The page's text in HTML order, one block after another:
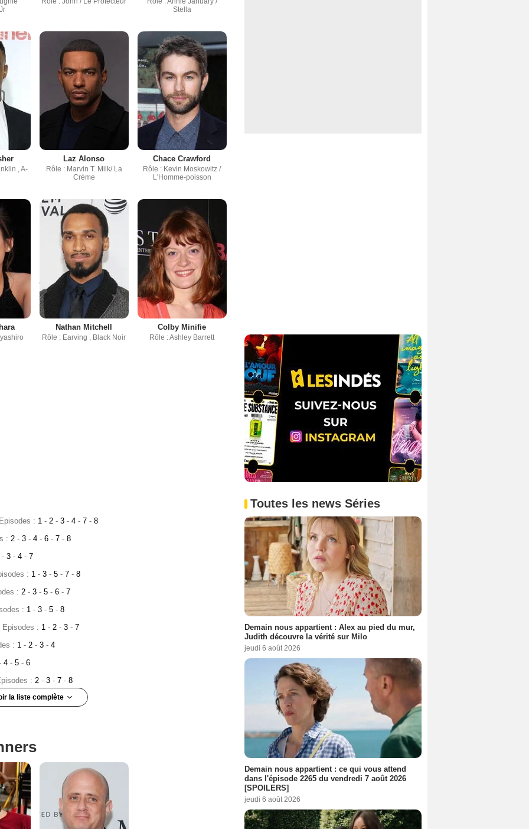
Stella
, A-
Laz Alonso
Rôle : Marvin T. Milk/ La
Crème
Chace Crawford
Rôle : Kevin Moskowitz /
L'Homme-poisson
Nathan Mitchell
Rôle : Earving , Black Noir
Colby Minifie
Rôle : Ashley Barrett
: 1 - 2 - 3 - 4 - 7 - 8
: 2 - 3 - 4 - 6 - 7 - 8
- 3 - 4 - 7
: 1 - 3 - 5 - 7 - 8
: 2 - 3 - 5 - 6 - 7
: 1 - 3 - 5 - 8
Episodes : 1 - 2 - 3 - 7
: 1 - 2 - 3 - 4
4 - 5 - 6
: 2 - 3 - 7 - 8
la liste complète
: 5-7-8
5 7
:1-6 -7
-5
1
Toutes les news Séries
Demain nous appartient : Alex au pied du mur,
Judith découvre la vérité sur Milo
jeudi 6 août 2026
Demain nous appartient : ce qui vous attend
dans l'épisode 2265 du vendredi 7 août 2026
[SPOILERS]
jeudi 6 août 2026